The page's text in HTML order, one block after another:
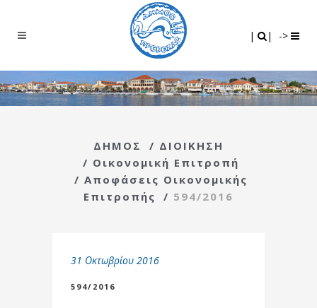
| | ->
ΔΗΜΟΣ / ΔΙΟΙΚΗΣΗ
/ Οικονομική Επιτροπή
/ Αποφάσεις Οικονομικής
Επιτροπής
/ 594/2016
31 Οκτωβρίου 2016
594/2016